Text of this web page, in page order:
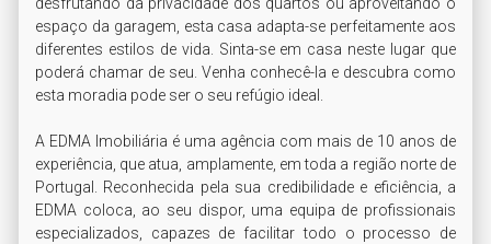
espaço da garagem, esta casa adapta-se perfeitamente aos
diferentes estilos de vida. Sinta-se em casa neste lugar que
poderá chamar de seu. Venha conhecê-la e descubra como
esta moradia pode ser o seu refúgio ideal.
A EDMA Imobiliária é uma agência com mais de 10 anos de
experiência, que atua, amplamente, em toda a região norte de
Portugal. Reconhecida pela sua credibilidade e eficiência, a
EDMA coloca, ao seu dispor, uma equipa de profissionais
especializados, capazes de facilitar todo o processo de